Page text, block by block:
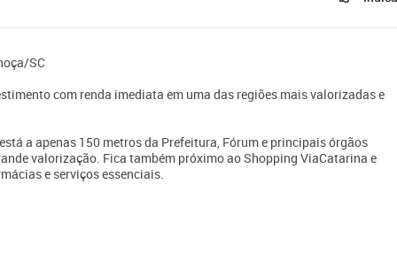
SC
com renda imediata em uma das regiões mais valorizadas e
a apenas 150 metros da Prefeitura, Fórum e principais órgãos
valorização. Fica também próximo ao Shopping ViaCatarina e
e serviços essenciais.